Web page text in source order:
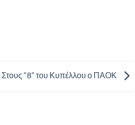
Στους “8” του Κυπέλλου ο ΠΑΟΚ